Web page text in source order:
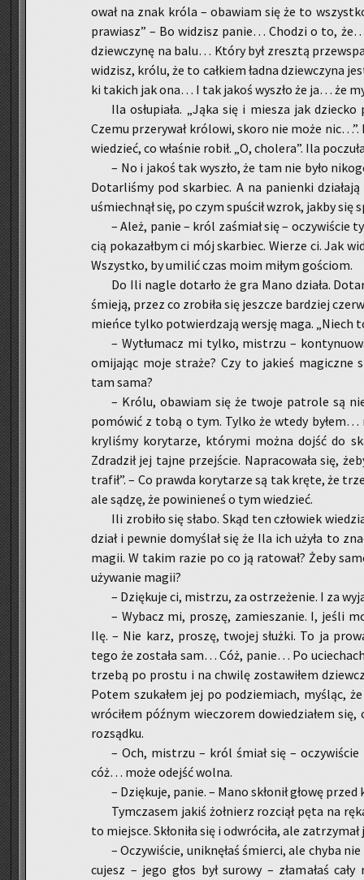
ował na znak króla – oba­wiam się że to
pra­wiasz” – Bo wi­dzisz panie… Cho­dzi o to,
dziew­czy­nę na balu… Który był zresz­tą
wi­dzisz, królu, że to cał­kiem ładna dziew­czy­na
ki ta­kich jak ona… I tak jakoś wy­szło że ja… że
Ila osłu­pia­ła. „Jąka się i mie­sza jak
Czemu prze­ry­wał kró­lo­wi, skoro nie może
wie­dzieć, co wła­śnie robił. „O, cho­le­ra”. Ila
– No i jakoś tak wy­szło, że tam nie było
Do­tar­li­śmy pod skar­biec. A na pa­nien­ki
uśmiech­nął się, po czym spu­ścił wzrok, jakby się
– Ależ, panie – król za­śmiał się – oczy­wi­ście
cią po­ka­zał­bym ci mój skar­biec. Wie­rze ci. Jak
Wszyst­ko, by umi­lić czas moim miłym go­ściom.
Do Ili nagle do­tar­ło że gra Mano dzia­ła.
śmie­ją, przez co zro­bi­ła się jesz­cze bar­dziej
mień­ce tylko po­twier­dza­ją wer­sję maga. „Niech
– Wy­tłu­macz mi tylko, mi­strzu –
omi­ja­jąc moje stra­że? Czy to ja­kieś ma­gicz­ne
tam sama?
– Królu, oba­wiam się że twoje pa­tro­le są
po­mó­wić z tobą o tym. Tylko że wtedy
kry­li­śmy ko­ry­ta­rze, któ­ry­mi można dojść do
Zdra­dził jej tajne przej­ście. Na­pra­co­wa­ła się,
tra­fił”. – Co praw­da ko­ry­ta­rze są tak kręte, że
ale sądzę, że po­wi­nie­neś o tym wie­dzieć.
Ili zro­bi­ło się słabo. Skąd ten czło­wiek
dział i pew­nie do­my­ślał się że Ila ich użyła to
magii. W takim razie po co ją ra­to­wał? Żeby
uży­wa­nie magii?
– Dzię­ku­je ci, mi­strzu, za ostrze­że­nie. I za
– Wy­bacz mi, pro­szę, za­mie­sza­nie. I, jeśli
Ilę. – Nie karz, pro­szę, two­jej służ­ki. To ja
tego że zo­sta­ła sam… Cóż, panie… Po
trze­bą po pro­stu i na chwi­lę zo­sta­wi­łem
Potem szu­ka­łem jej po pod­zie­miach, my­śląc,
wró­ci­łem póź­nym wie­czo­rem do­wie­dzia­łem
roz­sąd­ku.
– Och, mi­strzu – król śmiał się –
cóż… może odejść wolna.
– Dzię­ku­je, panie. – Mano skło­nił głowę
Tym­cza­sem jakiś żoł­nierz roz­ciął pęta na
to miej­sce. Skło­ni­ła się i od­wró­ci­ła, ale za­trzy­mał
– Oczy­wi­ście, unik­nę­łaś śmier­ci, ale chyba
cu­jesz – jego głos był su­ro­wy – zła­ma­łaś